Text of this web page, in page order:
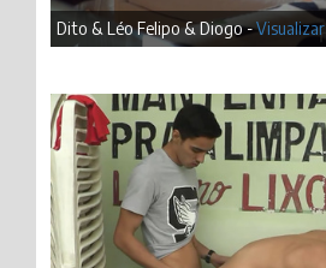
Dito & Léo Felipo & Diogo -Visualizar